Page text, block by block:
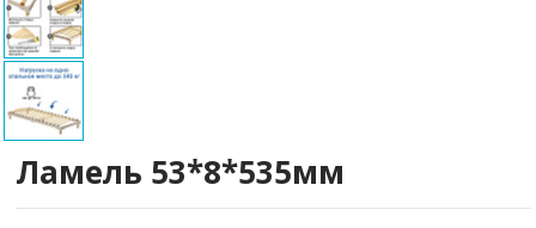
Ламель 53*8*535мм